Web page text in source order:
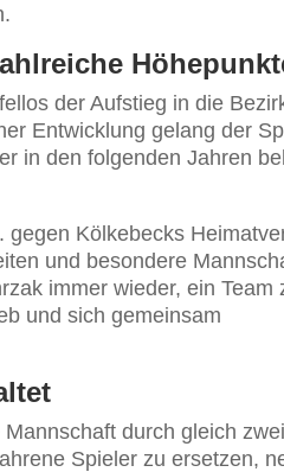
der Aufstieg in die
Entwicklung gelang der
in den folgenden Jahren
Kölkebecks
und besondere
immer wieder, ein Team
und sich gemeinsam
durch gleich
Spieler zu ersetzen,